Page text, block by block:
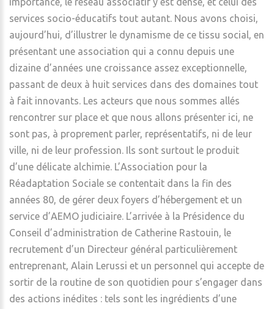
services socio-éducatifs tout autant. Nous avons choisi,
aujourd’hui, d’illustrer le dynamisme de ce tissu social, en
présentant une association qui a connu depuis une
dizaine d’années une croissance assez exceptionnelle,
passant de deux à huit services dans des domaines tout
à fait innovants. Les acteurs que nous sommes allés
rencontrer sur place et que nous allons présenter ici, ne
sont pas, à proprement parler, représentatifs, ni de leur
ville, ni de leur profession. Ils sont surtout le produit
d’une délicate alchimie. L’Association pour la
Réadaptation Sociale se contentait dans la fin des
années 80, de gérer deux foyers d’hébergement et un
service d’AEMO judiciaire. L’arrivée à la Présidence du
Conseil d’administration de Catherine Rastouin, le
recrutement d’un Directeur général particulièrement
entreprenant, Alain Lerussi et un personnel qui accepte de
sortir de la routine de son quotidien pour s’engager dans
des actions inédites : tels sont les ingrédients d’une